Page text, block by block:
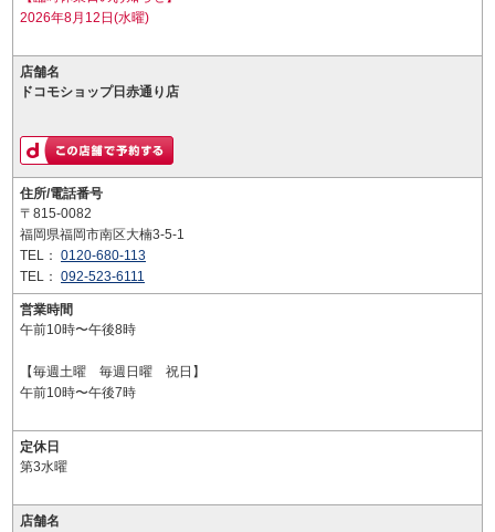
2026年8月12日(水曜)
店舗名
ドコモショップ日赤通り店
住所/電話番号
〒815-0082
福岡県福岡市南区大楠3-5-1
TEL： 0120-680-113
TEL： 092-523-6111
営業時間
午前10時〜午後8時
【毎週土曜 毎週日曜 祝日】
午前10時〜午後7時
定休日
第3水曜
店舗名